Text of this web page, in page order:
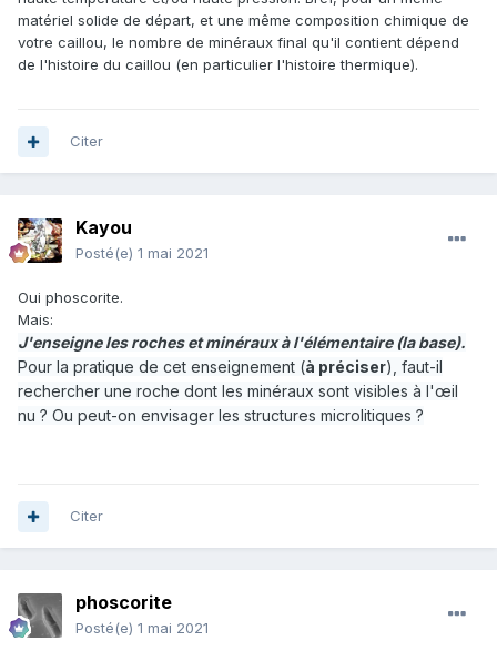
matériel solide de départ, et une même composition chimique de
votre caillou, le nombre de minéraux final qu'il contient dépend
de l'histoire du caillou (en particulier l'histoire thermique).
Citer
Kayou
Posté(e) 1 mai 2021
Oui phoscorite.
Mais:
J'enseigne les roches et minéraux à l'élémentaire (la base).
Pour la pratique de cet enseignement (à préciser), faut-il
rechercher une roche dont les minéraux sont visibles à l'œil
nu ? Ou peut-on envisager les structures microlitiques ?
Citer
phoscorite
Posté(e) 1 mai 2021